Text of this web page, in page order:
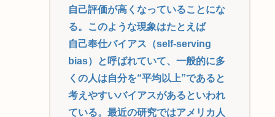
自己評価が高くなっていることにな
る。このような現象はたとえば
自己奉仕バイアス（self-serving
bias）と呼ばれていて、一般的に多
くの人は自分を“平均以上”であると
考えやすいバイアスがあるといわれ
ている。最近の研究ではアメリカ人